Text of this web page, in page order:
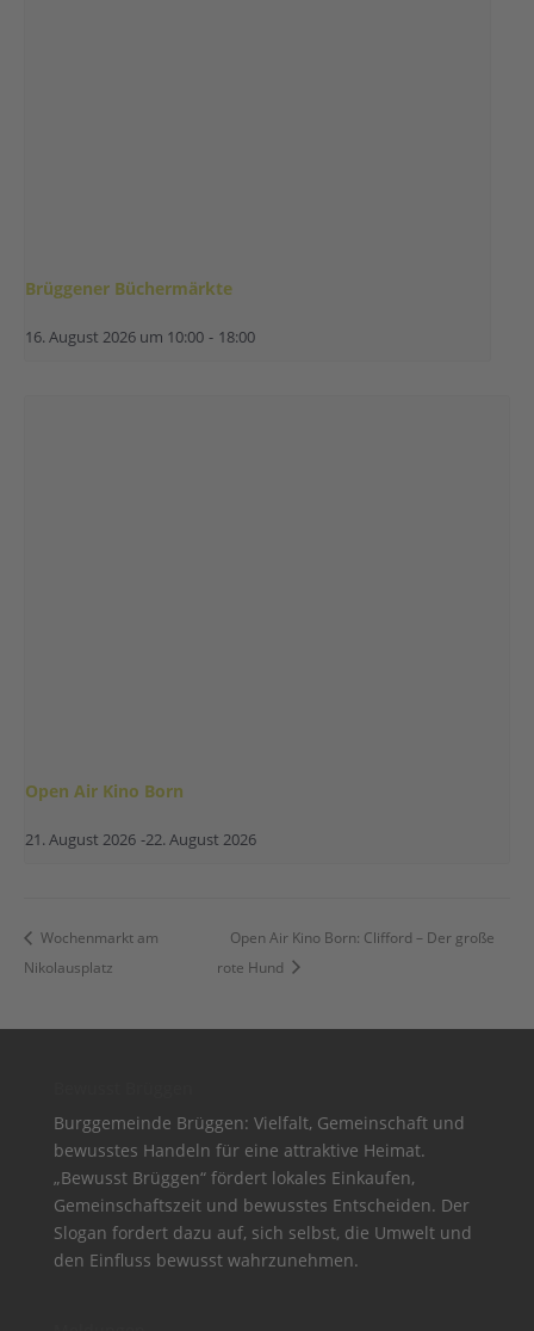
Brüggener Büchermärkte
16. August 2026 um 10:00 - 18:00
Open Air Kino Born
21. August 2026 -22. August 2026
Wochenmarkt am
Nikolausplatz
Open Air Kino Born: Clifford – Der große
rote Hund
Burggemeinde Brüggen: Vielfalt, Gemeinschaft und
bewusstes Handeln für eine attraktive Heimat.
„Bewusst Brüggen“ fördert lokales Einkaufen,
Gemeinschaftszeit und bewusstes Entscheiden. Der
Slogan fordert dazu auf, sich selbst, die Umwelt und
den Einfluss bewusst wahrzunehmen.